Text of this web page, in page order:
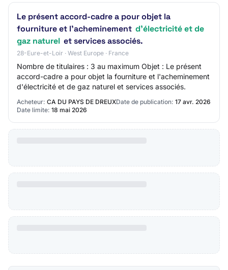
Le présent accord-cadre a pour objet la
fourniture et l'acheminement d'électricité et de
gaz naturel et services associés.
28-Eure-et-Loir · West Europe · France
Nombre de titulaires : 3 au maximum Objet : Le présent
accord-cadre a pour objet la fourniture et l'acheminement
d'électricité et de gaz naturel et services associés.
Acheteur: CA DU PAYS DE DREUXDate de publication: 17 avr. 2026
Date limite: 18 mai 2026